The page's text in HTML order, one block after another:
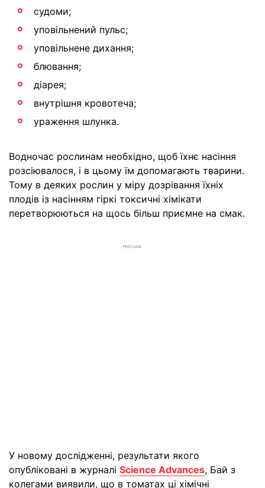
судоми;
уповільнений пульс;
уповільнене дихання;
блювання;
діарея;
внутрішня кровотеча;
ураження шлунка.
Водночас рослинам необхідно, щоб їхнє насіння
розсіювалося, і в цьому їм допомагають тварини.
Тому в деяких рослин у міру дозрівання їхніх
плодів із насінням гіркі токсичні хімікати
перетворюються на щось більш приємне на смак.
РЕКЛАМА
У новому дослідженні, результати якого
опубліковані в журналі Science Advances, Бай з
колегами виявили, що в томатах ці хімічні